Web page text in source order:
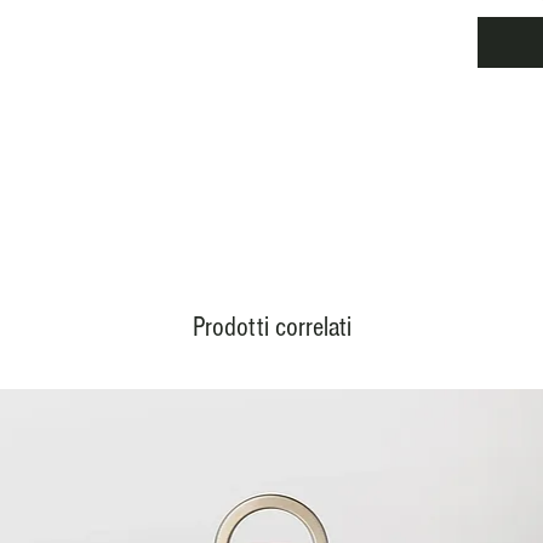
Prodotti correlati